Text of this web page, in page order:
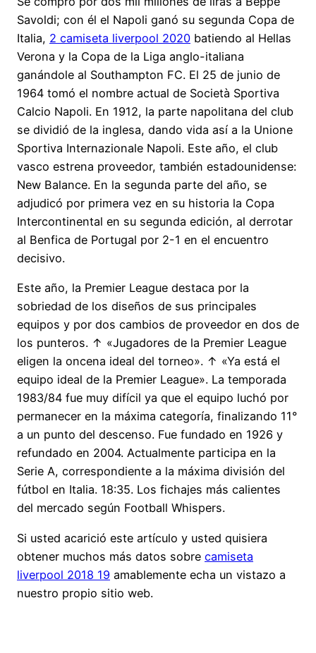
Savoldi; con él el Napoli ganó su segunda Copa de
Italia, 2 camiseta liverpool 2020 batiendo al Hellas
Verona y la Copa de la Liga anglo-italiana
ganándole al Southampton FC. El 25 de junio de
1964 tomó el nombre actual de Società Sportiva
Calcio Napoli. En 1912, la parte napolitana del club
se dividió de la inglesa, dando vida así a la Unione
Sportiva Internazionale Napoli. Este año, el club
vasco estrena proveedor, también estadounidense:
New Balance. En la segunda parte del año, se
adjudicó por primera vez en su historia la Copa
Intercontinental en su segunda edición, al derrotar
al Benfica de Portugal por 2-1 en el encuentro
decisivo.
Este año, la Premier League destaca por la
sobriedad de los diseños de sus principales
equipos y por dos cambios de proveedor en dos de
los punteros. ↑ «Jugadores de la Premier League
eligen la oncena ideal del torneo». ↑ «Ya está el
equipo ideal de la Premier League». La temporada
1983/84 fue muy difícil ya que el equipo luchó por
permanecer en la máxima categoría, finalizando 11°
a un punto del descenso. Fue fundado en 1926 y
refundado en 2004. Actualmente participa en la
Serie A, correspondiente a la máxima división del
fútbol en Italia. 18:35. Los fichajes más calientes
del mercado según Football Whispers.
Si usted acarició este artículo y usted quisiera
obtener muchos más datos sobre camiseta
liverpool 2018 19 amablemente echa un vistazo a
nuestro propio sitio web.